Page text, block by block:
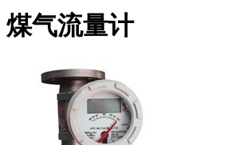
煤气流量计